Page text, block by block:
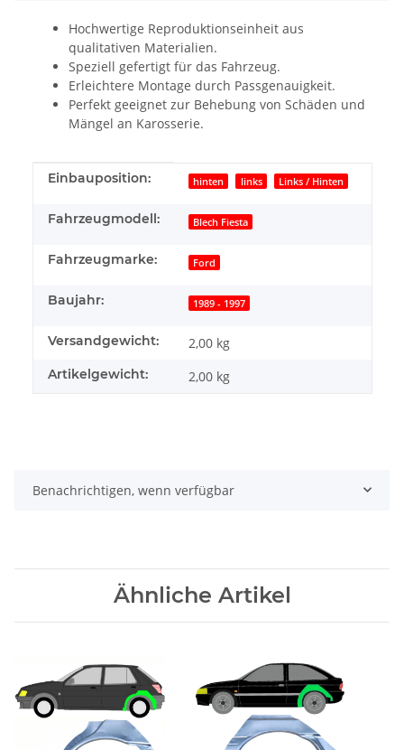
Hochwertige Reproduktionseinheit aus
qualitativen Materialien.
Speziell gefertigt für das Fahrzeug.
Erleichtere Montage durch Passgenauigkeit.
Perfekt geeignet zur Behebung von Schäden und
Mängel an Karosserie.
Produkteigenschaft
Wert
Einbauposition: hinten links Links / Hinten
Fahrzeugmodell: Blech Fiesta
Fahrzeugmarke: Ford
Baujahr: 1989 - 1997
Versandgewicht: 2,00 kg
Artikelgewicht: 2,00 kg
Benachrichtigen, wenn verfügbar
Ähnliche Artikel